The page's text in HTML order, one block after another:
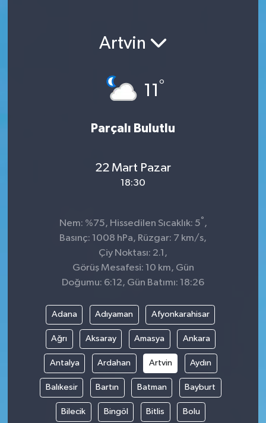
Artvin
11 °
Parçalı Bulutlu
22 Mart Pazar
18:30
Nem: %75, Hissedilen Sıcaklık: 5° ,
Basınç: 1008 hPa, Rüzgar: 7 km/s,
Çiy Noktası: 2.1,
Görüş Mesafesi: 10 km, Gün
Doğumu: 6:12, Gün Batımı: 18:26
Adana Adıyaman Afyonkarahisar
Ağrı Aksaray Amasya Ankara
Antalya Ardahan Artvin Aydın
Balıkesir Bartın Batman Bayburt
Bilecik Bingöl Bitlis Bolu